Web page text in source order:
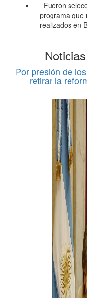
Fueron
programa que
realizados en
Por presión de
retirar la